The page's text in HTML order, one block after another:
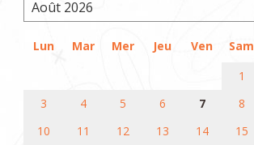
Lun Mar Mer Jeu Ven Sam
1
3
4 5 6 7 8
10
11 12 13 14 15